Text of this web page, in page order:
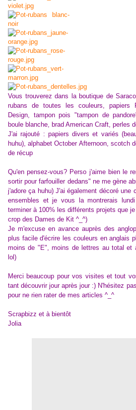
Vous trouverez dans la boutique de
rubans de toutes les couleurs, papiers
Design, tampon pois "tampon de
boule blanche, brad American Craft, perles
J'ai rajouté : papiers divers et variés
huhu), alphabet October Afternoon, scotch
de récup
Qu'en pensez-vous? Perso j'aime bien le
sortir pour farfouiller dedans" ne me gène
j'adore ça huhu) J'ai également décoré une
ensembles et je vous la montrerais
terminer à 100% les différents projets que
crop des Dames de Kit ^_^)
Je m'excuse en avance auprès des
plus facile d'écrire les couleurs en anglais
moins de "E", moins de lettres au total et
lol)
Merci beaucoup pour vos visites et tout
tant découvrir jour après jour :) N'hésitez
pour ne rien rater de mes articles ^_^
Scrapbizz et à bientôt
Jolia